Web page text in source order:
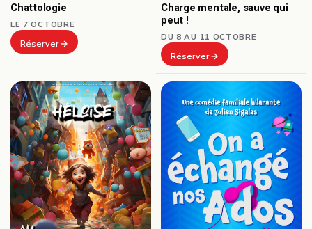
Chattologie
LE 7 OCTOBRE
Réserver
Charge mentale, sauve qui
peut !
DU 8 AU 11 OCTOBRE
Réserver